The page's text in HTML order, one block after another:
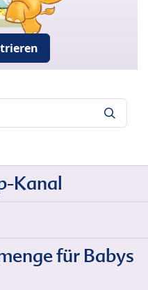
Kanal
für Babys